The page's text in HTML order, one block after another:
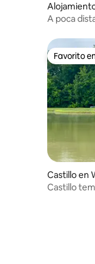
A poca
Favorito
Favorito
Castillo en
Castillo